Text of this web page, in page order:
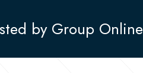
by Group Online